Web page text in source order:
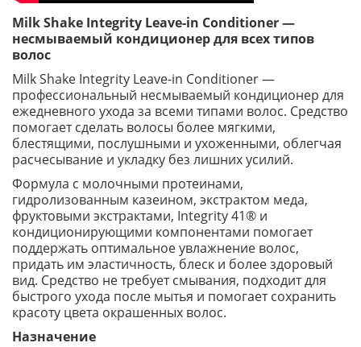
Milk Shake Integrity Leave-in Conditioner —
несмываемый кондиционер для всех типов
волос
Milk Shake Integrity Leave-in Conditioner —
профессиональный несмываемый кондиционер для
ежедневного ухода за всеми типами волос. Средство
помогает сделать волосы более мягкими,
блестящими, послушными и ухоженными, облегчая
расчесывание и укладку без лишних усилий.
Формула с молочными протеинами,
гидролизованным казеином, экстрактом меда,
фруктовыми экстрактами, Integrity 41® и
кондиционирующими компонентами помогает
поддержать оптимальное увлажнение волос,
придать им эластичность, блеск и более здоровый
вид. Средство не требует смывания, подходит для
быстрого ухода после мытья и помогает сохранить
красоту цвета окрашенных волос.
Назначение